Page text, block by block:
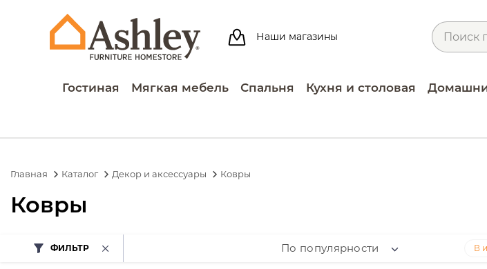
Наши магазины
Гостиная Мягкая мебель Спальня Кухня и столовая
Главная Каталог Декор и аксессуары Ковры
Ковры
ФИЛЬТР По популярности В